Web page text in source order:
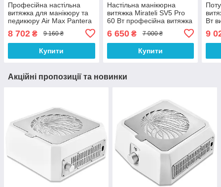
Професійна настільна
витяжка для манікюру та
педикюру Air Max Pantera
'24 з HEPA фільтром Біла
(решітка Gold)
8 702 ₴ 9 160 ₴
Купити
Настільна манікюрна
витяжка Mirateli SV5 Pro
60 Вт професійна витяжка
решіткою Gold
6 650₴ 7 000 ₴
Купити
Вт
9
Акційні пропозиції та новинки